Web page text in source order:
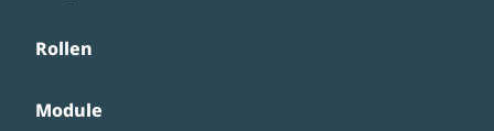
Rollen
Module